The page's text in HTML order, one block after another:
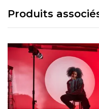
Produits